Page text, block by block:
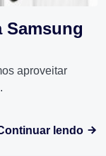
Samsung
aproveitar
lendo